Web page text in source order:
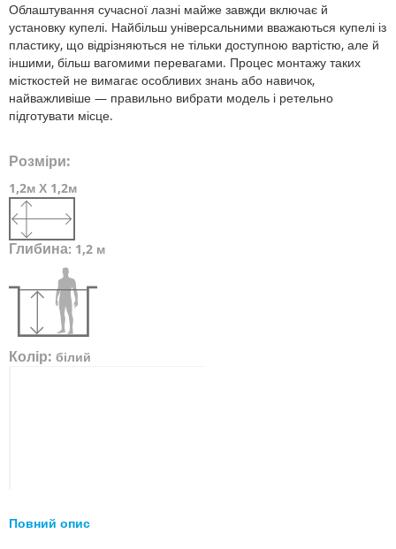
Облаштування сучасної лазні майже завжди включає й
установку купелі. Найбільш універсальними вважаються купелі із
пластику, що відрізняються не тільки доступною вартістю, але й
іншими, більш вагомими перевагами. Процес монтажу таких
місткостей не вимагає особливих знань або навичок,
найважливіше — правильно вибрати модель і ретельно
підготувати місце.
Розміри:
1,2м Х 1,2м
Глибина: 1,2 м
Колір: білий
Повний опис